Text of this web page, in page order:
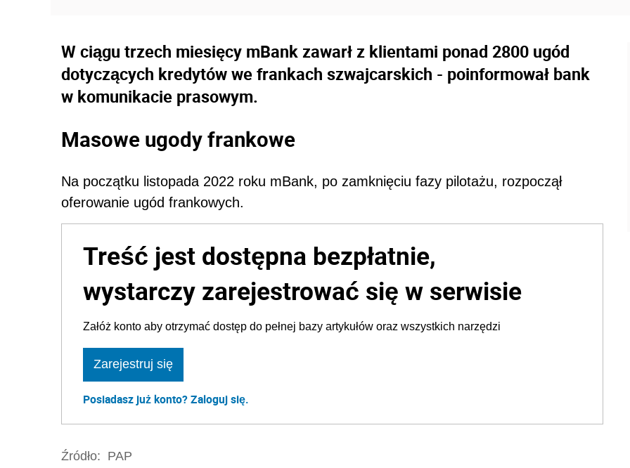
W ciągu trzech miesięcy mBank zawarł z klientami ponad 2800 ugód
dotyczących kredytów we frankach szwajcarskich - poinformował bank
w komunikacie prasowym.
Masowe ugody frankowe
Na początku listopada 2022 roku mBank, po zamknięciu fazy pilotażu, rozpoczął
oferowanie ugód frankowych.
Treść jest dostępna bezpłatnie,
wystarczy zarejestrować się w serwisie
Załóż konto aby otrzymać dostęp do pełnej bazy artykułów oraz wszystkich narzędzi
Zarejestruj się
Posiadasz już konto? Zaloguj się.
Źródło: PAP